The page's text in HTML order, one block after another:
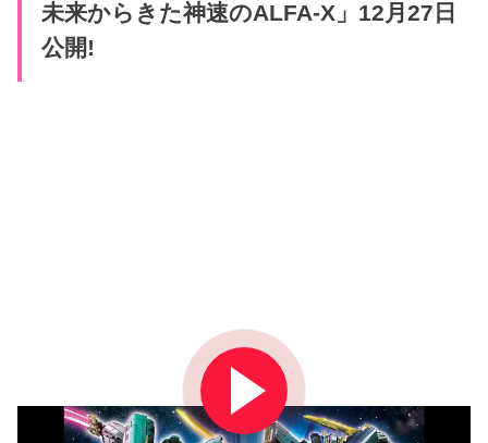
未来からきた神速のALFA-X」12月27日
公開!